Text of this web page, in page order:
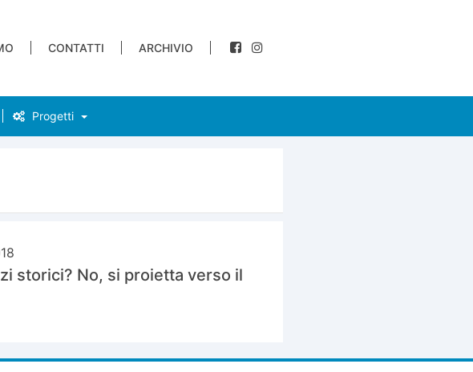
CONTATTI ARCHIVIO
Progetti
storici? No, si proietta verso il